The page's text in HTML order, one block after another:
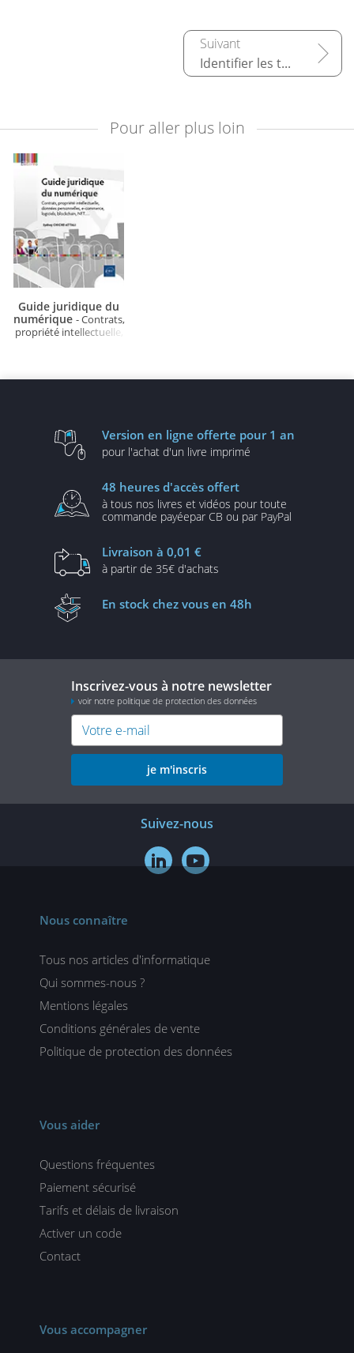
Identifier les traitements
Pour aller plus loin
Guide juridique du
numérique - Contrats,
propriété intellectuelle,
Version en ligne offerte pour 1 an
pour l'achat d'un livre imprimé
48 heures d'accès offert
à tous nos livres et vidéos pour toute
commande payéepar CB ou par PayPal
Livraison à 0,01 €
à partir de 35€ d'achats
En stock chez vous en 48h
Inscrivez-vous à notre newsletter
voir notre politique de protection des données
je m'inscris
Suivez-nous
 
Nous connaître
Tous nos articles d'informatique
Qui sommes-nous ?
Mentions légales
Conditions générales de vente
Politique de protection des données
Vous aider
Questions fréquentes
Paiement sécurisé
Tarifs et délais de livraison
Activer un code
Contact
Vous accompagner